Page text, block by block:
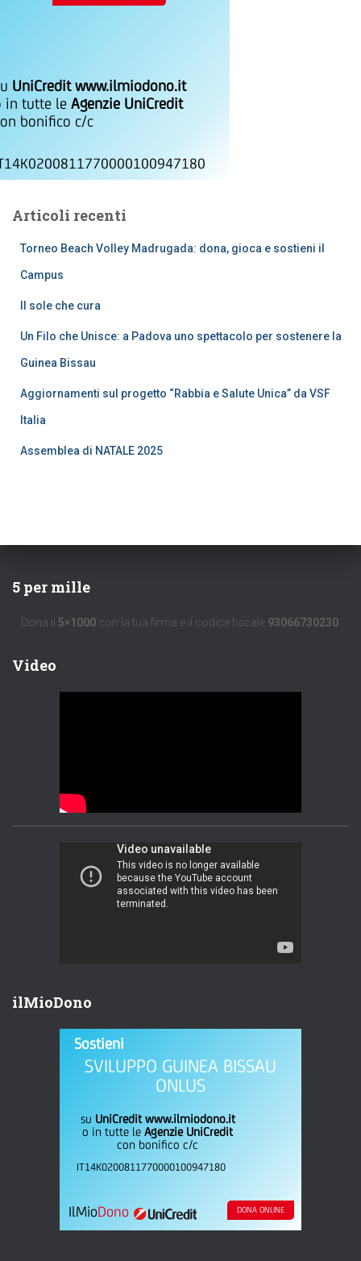
UniCredit www.ilmiodono.it
in tutte le Agenzie UniCredit
bonifico c/c
Articoli recenti
Torneo Beach Volley Madrugada: dona, gioca e sostieni il
Campus
Il sole che cura
Un Filo che Unisce: a Padova uno spettacolo per sostenere la
Guinea Bissau
Aggiornamenti sul progetto “Rabbia e Salute Unica” da VSF
Italia
Assemblea di NATALE 2025
5 per mille
Dona il 5×1000con la tua firma e il codice fiscale 93066730230.
Video
ilMioDono
Sostieni
SVILUPPO GUINEA BISSAU
ONLUS
su UniCredit www.ilmiodono.it
o in tutte le Agenzie UniCredit
con bonifico c/c
IT14K0200811770000100947180
DONA ONLINE
IlMioDono